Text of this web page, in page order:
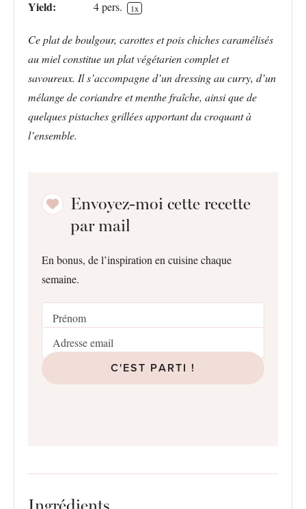
Yield: 4pers. 1x
Ce plat de boulgour, carottes et pois chiches caramélisés
au miel constitue un plat végétarien complet et
savoureux. Il s’accompagne d’un dressing au curry, d’un
mélange de coriandre et menthe fraîche, ainsi que de
quelques pistaches grillées apportant du croquant à
l’ensemble.
Envoyez-moi cette recette
par mail
En bonus, de l’inspiration en cuisine chaque
semaine.
C'EST PARTI !